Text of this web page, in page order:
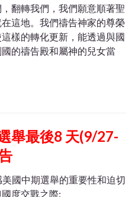
翻轉我們，我們願意順著聖
這地。我們禱告神家的尊榮
樣的轉化更新，能透過與國
的禱告殿和屬神的兒女當
舉最後8 天(9/27-
國中期選舉的重要性和迫切
度交戰之際: